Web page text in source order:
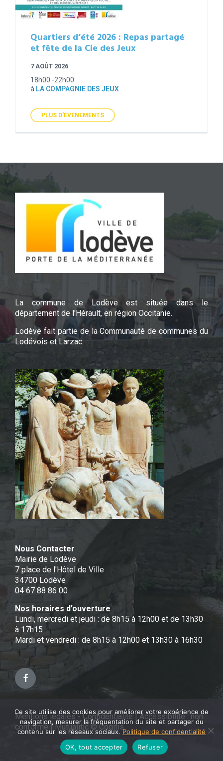
Quartiers d’été 2026 : Repas partagé
et fête de la Cie des Jeux
7 AOÛT 2026
18h00 -22h00
à LA COMPAGNIE DES JEUX
PLUS D'ÉVÉNEMENTS
La commune de Lodève est située dans le
département de l'Hérault, en région Occitanie.
Lodève fait partie de la Communauté de communes du
Lodévois et Larzac.
Nous Contacter
Mairie de Lodève
7 place de l'Hôtel de Ville
34700 Lodève
04 67 88 86 00
Nos horaires d’ouverture
Lundi, mercredi et jeudi : de 8h15 à 12h00 et de 13h30
à 17h15
Mardi et vendredi : de 8h15 à 12h00 et 13h30 à 16h30
Facebook
Mentions légales - Confidentialité|Accessibilité : non
conforme| Mutualitic © Cogitis
Ce site utilise des cookies pour améliorer votre expérience de
navigation, mesurer la fréquentation du site et partager du
contenu sur les réseaux sociaux.Politique de confidentialité
OK, tout accepter
Refuser